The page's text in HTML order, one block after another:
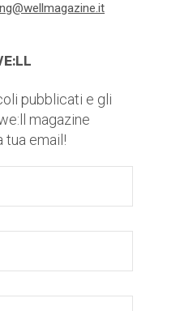
pubblicati e gli
magazine
tua email!